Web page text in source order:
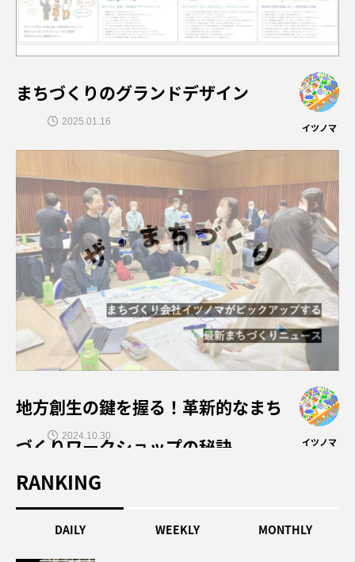
まちづくりのグランドデザイン
イツノマ
2025.01.16
地方創生の鍵を握る！革新的なまち
づくりワークショップの秘訣
イツノマ
2024.10.30
RANKING
DAILY WEEKLY MONTHLY